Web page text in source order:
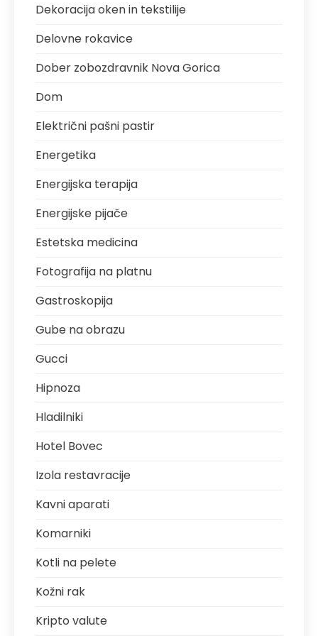
Dekoracija oken in tekstilije
Delovne rokavice
Dober zobozdravnik Nova Gorica
Dom
Električni pašni pastir
Energetika
Energijska terapija
Energijske pijače
Estetska medicina
Fotografija na platnu
Gastroskopija
Gube na obrazu
Gucci
Hipnoza
Hladilniki
Hotel Bovec
Izola restavracije
Kavni aparati
Komarniki
Kotli na pelete
Kožni rak
Kripto valute